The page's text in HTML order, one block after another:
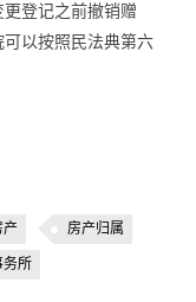
登记之前撤销赠
以按照民法典第六
产 房产归属
务所